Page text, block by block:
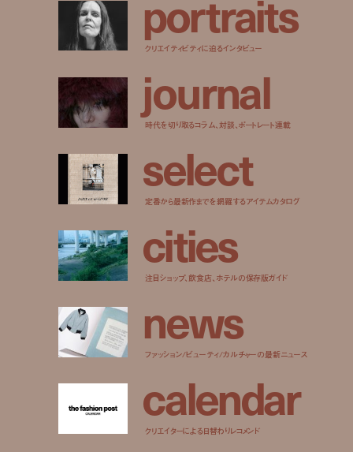
portraits
クリエイティビティに迫るインタビュー
journal
時代を切り取るコラム、対談、ポートレート連載
select
定番から最新作までを網羅するアイテムカタログ
cities
注目ショップ、飲食店、ホテルの保存版ガイド
news
ファッション/ビューティ/カルチャーの最新ニュース
calendar
クリエイターによる日替わりレコメンド